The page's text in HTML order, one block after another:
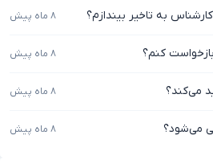
به تاخیر بیندازم؟ ۸ ماه پیش
کنم؟ ۸ ماه پیش
می‌کند؟ ۸ ماه پیش
می‌شود؟ ۸ ماه پیش